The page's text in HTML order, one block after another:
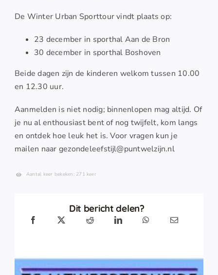
De Winter Urban Sporttour vindt plaats op:
23 december in sporthal Aan de Bron
30 december in sporthal Boshoven
Beide dagen zijn de kinderen welkom tussen 10.00
en 12.30 uur.
Aanmelden is niet nodig; binnenlopen mag altijd. Of
je nu al enthousiast bent of nog twijfelt, kom langs
en ontdek hoe leuk het is. Voor vragen kun je
mailen naar gezondeleefstijl@puntwelzijn.nl
Aantal keer bekeken: 271 keer
Dit bericht delen?